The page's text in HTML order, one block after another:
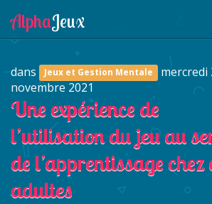
dans Jeux et Gestion Mentale
mercredi
novembre 2021
Une expérience de
l’utilisation du jeu au
de l’apprentissage chez
adultes